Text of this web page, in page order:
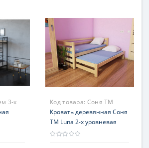
материал
металл
Гарантия
12 месяцев
3-х
Код товара: Соня ТМ
Луна
Кровать деревянная Соня
ТМ Luna 2-х уровневая